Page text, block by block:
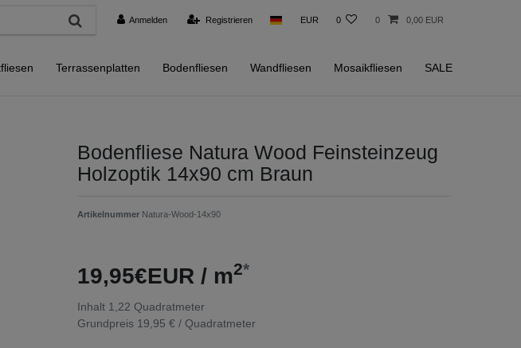
Anmelden Registrieren EUR 0 0 0,00 EUR
Terrassenplatten Bodenfliesen Wandfliesen Mosaikfliesen SALE
Bodenfliese Natura Wood Feinsteinzeug
Holzoptik 14x90 cm Braun
Artikelnummer Natura-Wood-14x90
19,95€EUR / m2*
Inhalt 1,22 Quadratmeter
Grundpreis 19,95 € / Quadratmeter